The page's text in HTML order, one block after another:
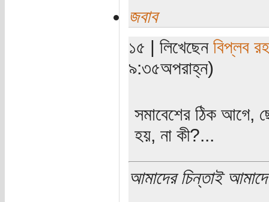
জবাব
১৫ | লিখেছেন বিপ্লব
৯:৩৫অপরাহ্ন)
সমাবেশের ঠিক আগে,
হয়, না কী?...
আমাদের চিন্তাই